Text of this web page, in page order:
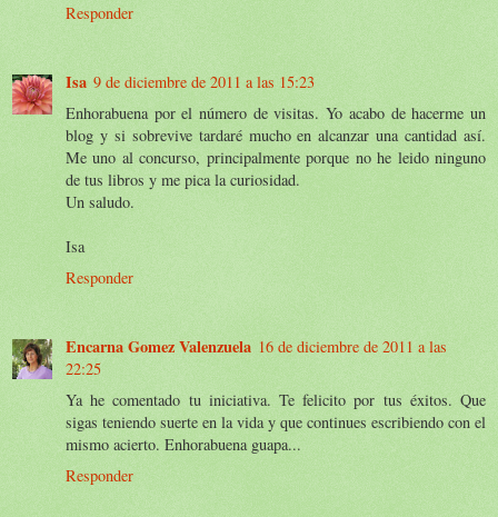
Responder
Isa 9 de diciembre de 2011 a las 15:23
Enhorabuena por el número de visitas. Yo acabo de hacerme un
blog y si sobrevive tardaré mucho en alcanzar una cantidad así.
Me uno al concurso, principalmente porque no he leido ninguno
de tus libros y me pica la curiosidad.
Un saludo.
Isa
Responder
Encarna Gomez Valenzuela 16 de diciembre de 2011 a las
22:25
Ya he comentado tu iniciativa. Te felicito por tus éxitos. Que
sigas teniendo suerte en la vida y que continues escribiendo con el
mismo acierto. Enhorabuena guapa...
Responder